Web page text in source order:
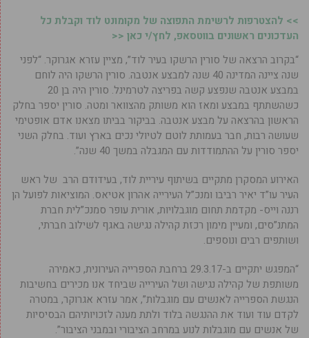
>> להצטרפות לרשימת התפוצה של מקומונט לוד וקבלת כל
העדכונים ראשונים בווטסאפ, לחץ/י כאן <<
“בקרוב הרצאה של סורין הרשקו בעיר לוד”, מציין עזרא אגרוקר. “לפני
שנה ציינה המדינה 40 שנה למבצע אנטבה. סורין הרשקו היה לוחם
במבצע אנטבה שנפצע קשה בפריצה לטרמינל. סורין היה בן 20
כשהשתתף במבצע ומאז הוא משותק מהצוואר ומטה. סורין יספר בחלק
הראשון בהרצאה על מבצע אנטבה. בביקור בביתו מצאנו אדם אופטימי
שעושה רבות, חבר בעמותת לוטם לטיולי נכים בארץ ועוד. בחלק השני
יספר סורין על ההתמודדות עם המגבלה במשך 40 שנה”.
האירוע המסקרן מתקיים בשיתוף עיריית לוד, בעידודם הרב של ראש
העיר עו”ד יאיר רביבו ומנכ”ל העירייה אהרון אטיאס. המוציאות לפועל הן
רננה וייס- מקדמת תחום מוגבלויות, אורית עופר סמנכ”לית חברת
המתנ”סים, ומעיין מימון רכזת קהילה נגישה באגף לשילוב חברתי,
ושותפים רבים ונוספים.
“המפגש יתקיים ב-29.3.17 ברחבת הספרייה העירונית, כאמירה
משותפת של קהילה נגישה ושל העירייה שביחד אנו מכירים בחשיבות
הנגשת הספרייה לאנשים עם מוגבלות”, אמר עזרא אגרוקר, במטרה
לקדם עוד ועוד את ההנגשה בלוד ולתת מענה לזכויותיהם הבסיסיות
של אנשים עם מוגבלות לנוע במרחב הציבורי ובמבני הציבור”.